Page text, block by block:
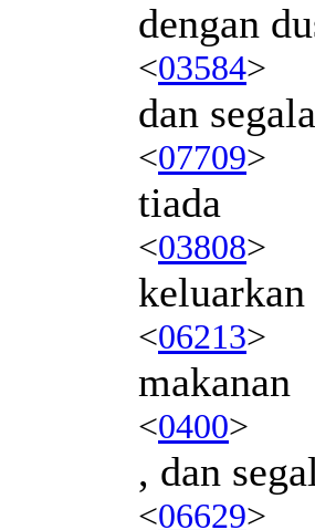
dengan
<03584>
dan
<07709>
tiada
<03808>
keluarkan
<06213>
makanan
<0400>
, dan
<06629>